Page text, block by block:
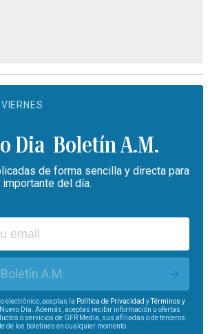
Boletín A.M.
de forma sencilla y directa para
del día.
A.M.
electrónico, aceptas la Política de Privacidad yTérminos y
Día. Además, aceptas recibir información u ofertas
o servicios de GFR Media, sus afiliadas o de terceros.
de los boletines en cualquier momento.